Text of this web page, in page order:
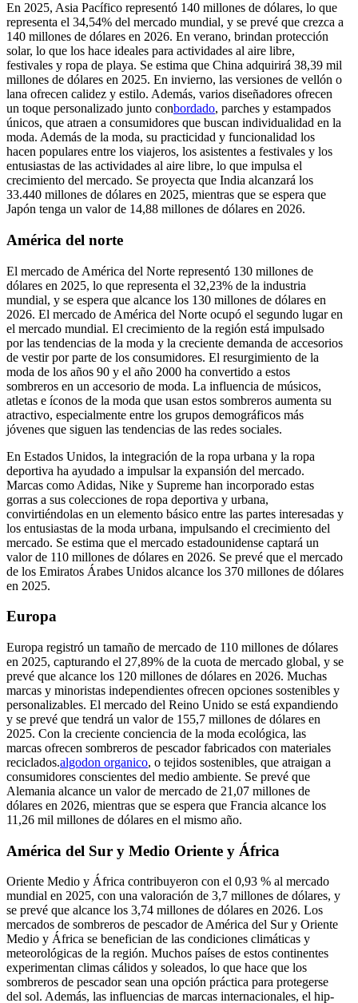
En 2025, Asia Pacífico representó 140 millones de dólares, lo que
representa el 34,54% del mercado mundial, y se prevé que crezca a
140 millones de dólares en 2026. En verano, brindan protección
solar, lo que los hace ideales para actividades al aire libre,
festivales y ropa de playa. Se estima que China adquirirá 38,39 mil
millones de dólares en 2025. En invierno, las versiones de vellón o
lana ofrecen calidez y estilo. Además, varios diseñadores ofrecen
un toque personalizado junto conbordado, parches y estampados
únicos, que atraen a consumidores que buscan individualidad en la
moda. Además de la moda, su practicidad y funcionalidad los
hacen populares entre los viajeros, los asistentes a festivales y los
entusiastas de las actividades al aire libre, lo que impulsa el
crecimiento del mercado. Se proyecta que India alcanzará los
33.440 millones de dólares en 2025, mientras que se espera que
Japón tenga un valor de 14,88 millones de dólares en 2026.
América del norte
El mercado de América del Norte representó 130 millones de
dólares en 2025, lo que representa el 32,23% de la industria
mundial, y se espera que alcance los 130 millones de dólares en
2026. El mercado de América del Norte ocupó el segundo lugar en
el mercado mundial. El crecimiento de la región está impulsado
por las tendencias de la moda y la creciente demanda de accesorios
de vestir por parte de los consumidores. El resurgimiento de la
moda de los años 90 y el año 2000 ha convertido a estos
sombreros en un accesorio de moda. La influencia de músicos,
atletas e íconos de la moda que usan estos sombreros aumenta su
atractivo, especialmente entre los grupos demográficos más
jóvenes que siguen las tendencias de las redes sociales.
En Estados Unidos, la integración de la ropa urbana y la ropa
deportiva ha ayudado a impulsar la expansión del mercado.
Marcas como Adidas, Nike y Supreme han incorporado estas
gorras a sus colecciones de ropa deportiva y urbana,
convirtiéndolas en un elemento básico entre las partes interesadas y
los entusiastas de la moda urbana, impulsando el crecimiento del
mercado. Se estima que el mercado estadounidense captará un
valor de 110 millones de dólares en 2026. Se prevé que el mercado
de los Emiratos Árabes Unidos alcance los 370 millones de dólares
en 2025.
Europa
Europa registró un tamaño de mercado de 110 millones de dólares
en 2025, capturando el 27,89% de la cuota de mercado global, y se
prevé que alcance los 120 millones de dólares en 2026. Muchas
marcas y minoristas independientes ofrecen opciones sostenibles y
personalizables. El mercado del Reino Unido se está expandiendo
y se prevé que tendrá un valor de 155,7 millones de dólares en
2025. Con la creciente conciencia de la moda ecológica, las
marcas ofrecen sombreros de pescador fabricados con materiales
reciclados.algodon organico, o tejidos sostenibles, que atraigan a
consumidores conscientes del medio ambiente. Se prevé que
Alemania alcance un valor de mercado de 21,07 millones de
dólares en 2026, mientras que se espera que Francia alcance los
11,26 mil millones de dólares en el mismo año.
América del Sur y Medio Oriente y África
Oriente Medio y África contribuyeron con el 0,93 % al mercado
mundial en 2025, con una valoración de 3,7 millones de dólares, y
se prevé que alcance los 3,74 millones de dólares en 2026. Los
mercados de sombreros de pescador de América del Sur y Oriente
Medio y África se benefician de las condiciones climáticas y
meteorológicas de la región. Muchos países de estos continentes
experimentan climas cálidos y soleados, lo que hace que los
sombreros de pescador sean una opción práctica para protegerse
del sol. Además, las influencias de marcas internacionales, el hip-